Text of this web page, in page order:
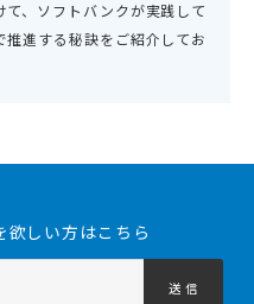
、ソフトバンクが実践して
進する秘訣をご紹介してお
欲しい方はこちら
送 信